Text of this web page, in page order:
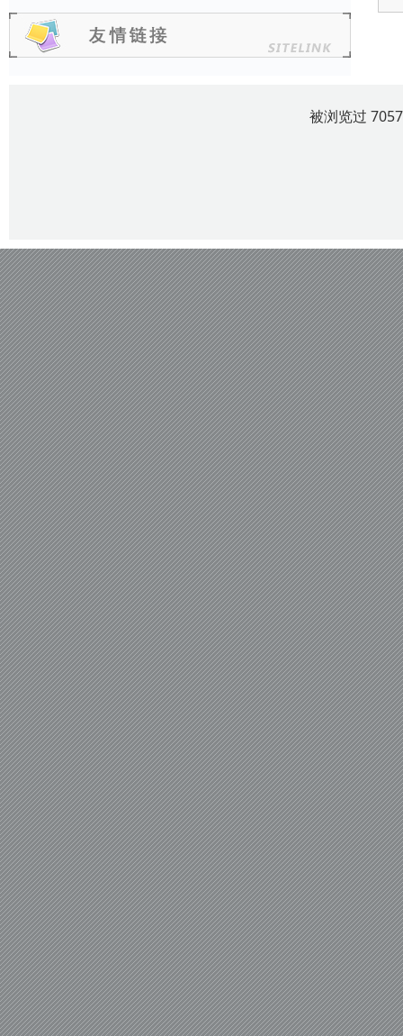
被浏览过